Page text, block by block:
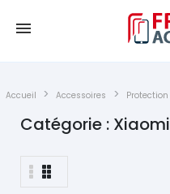
Accueil Accessoires Protection
Catégorie : Xiaomi